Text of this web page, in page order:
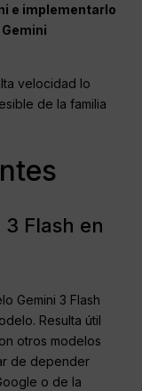
e implementarlo
velocidad lo
de la familia
Flash en
Gemini 3 Flash
Resulta útil
otros modelos
de depender
o de la